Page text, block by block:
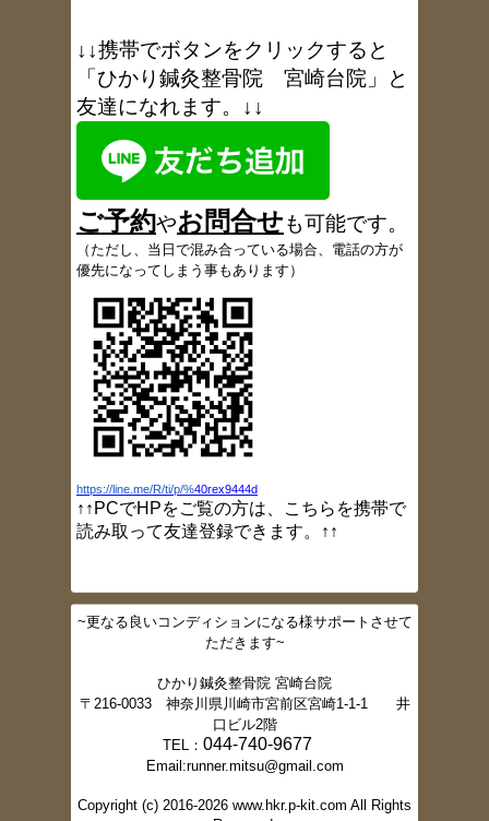
ブログ更新しました（年末年始お休み情
報）
2018/8/9
ブログ更新しました（お盆休み
ブログ更新しました（1周年を振り返り
2017/6/6
ブログ更新しました（6月18日午後休院の
お知らせ）
2017/5/18
患者さんの声、多数追加しました
2017/5/9
ブログ更新しました（定休日変更のお知ら
せ）
2017/5/4
ブログ更新しました（GW
2017/3/24
ブログ更新しました（灸頭鍼）
2017/3/23
ブログ更新しました（小指しびれ）
ブログ更新しました（肩痛）
2017/3/10
ブログ更新しました（大胸筋ストレッチ）
ポジション）
2017/2/16
ブログ更新しました。（スクワット法）
ブログ更新しました。（体幹トレーニング
②）
ブログ更新しました。（体幹トレーニング
2017/2/10
↓↓携帯でボタンをクリックすると
「ひかり鍼灸整骨院 宮崎台院」と
友達になれます。↓↓
ご予約やお問合せも可能です。
（ ただし、当日で混み合っている場合、電話の方が
優先になってしまう事もあります）
https://line.me/R/ti/p/%40rex9444d
↑↑PCでHPをご覧の方は、こちらを携帯で
読み取って友達登録できます。↑↑
~更なる良いコンディションになる様サポートさせて
ただきます~
ひかり鍼灸整骨院 宮崎台院
〒216-0033 神奈川県川崎市宮前区宮崎1-1-1 井
口ビル2階
TEL： 044-740-9677
Email:runner.mitsu@gmail.com
Copyright (c) 2016-2026 www.hkr.p-kit.com All Rights